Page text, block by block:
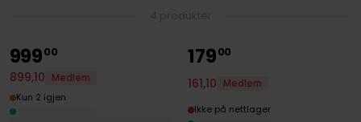
99900
899,10
Medlem
Kun 2 igjen
17900
161,10 Medlem
Ikke på nettlager